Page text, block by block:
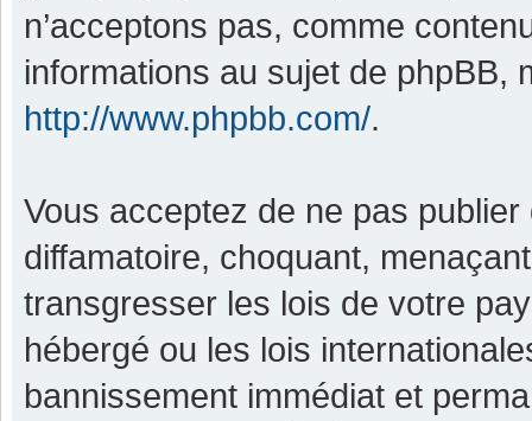
n’acceptons pas, comme
informations au sujet de phpBB,
http://www.phpbb.com/.
Vous acceptez de ne pas
diffamatoire, choquant,
transgresser les lois de votre
hébergé ou les lois
bannissement immédiat et